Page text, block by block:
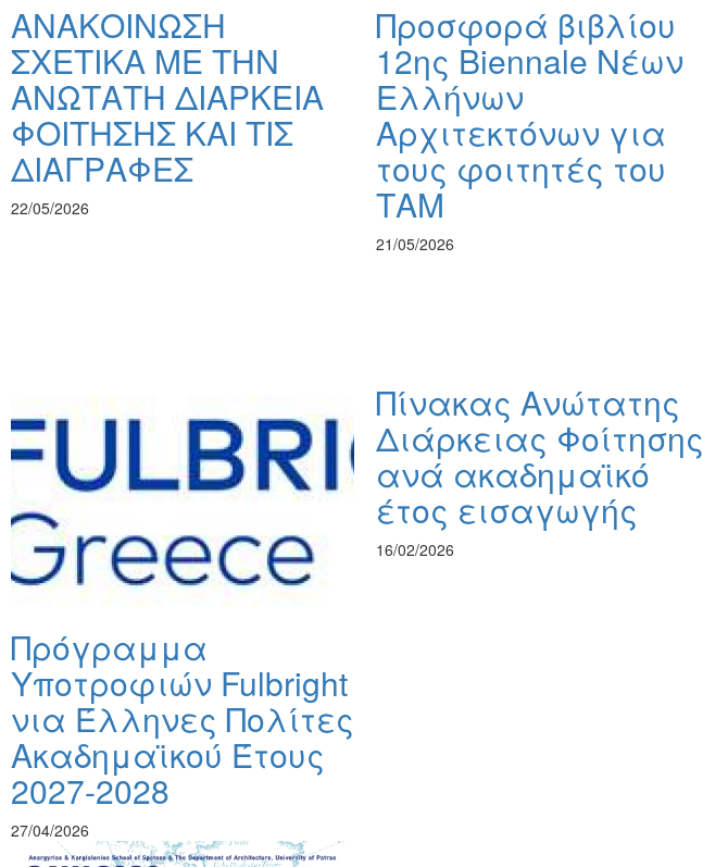
ΑΝΑΚΟΙΝΩΣΗ
ΣΧΕΤΙΚΑ ΜΕ ΤΗΝ
ΑΝΩΤΑΤΗ ΔΙΑΡΚΕΙΑ
ΦΟΙΤΗΣΗΣ ΚΑΙ ΤΙΣ
ΔΙΑΓΡΑΦΕΣ
22/05/2026
Προσφορά βιβλίου
12ης Biennale Νέων
Ελλήνων
Αρχιτεκτόνων για
τους φοιτητές του
ΤΑΜ
21/05/2026
Πρόγραμμα
Υποτροφιών Fulbright
νια Έλληνες Πολίτες
Ακαδημαϊκού Έτους
2027-2028
27/04/2026
Πίνακας Ανώτατης
Διάρκειας Φοίτησης
ανά ακαδημαϊκό
έτος εισαγωγής
16/02/2026